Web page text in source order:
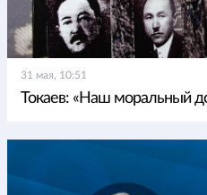
31 мая, 10:51
Токаев: «Наш моральный